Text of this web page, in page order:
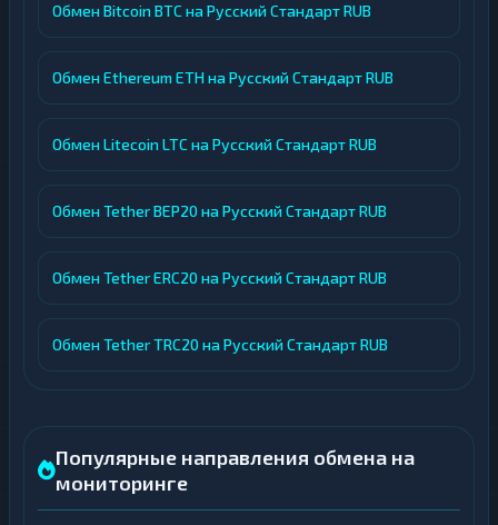
Обмен Bitcoin BTC на Русский Стандарт RUB
Обмен Ethereum ETH на Русский Стандарт RUB
Обмен Litecoin LTC на Русский Стандарт RUB
Обмен Tether BEP20 на Русский Стандарт RUB
Обмен Tether ERC20 на Русский Стандарт RUB
Обмен Tether TRC20 на Русский Стандарт RUB
Популярные направления обмена на
мониторинге